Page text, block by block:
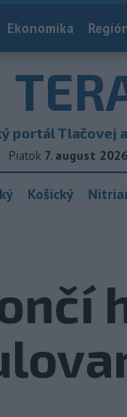
Ekonomika
portál Tlačovej
Piatok 7. august 2026
Košický